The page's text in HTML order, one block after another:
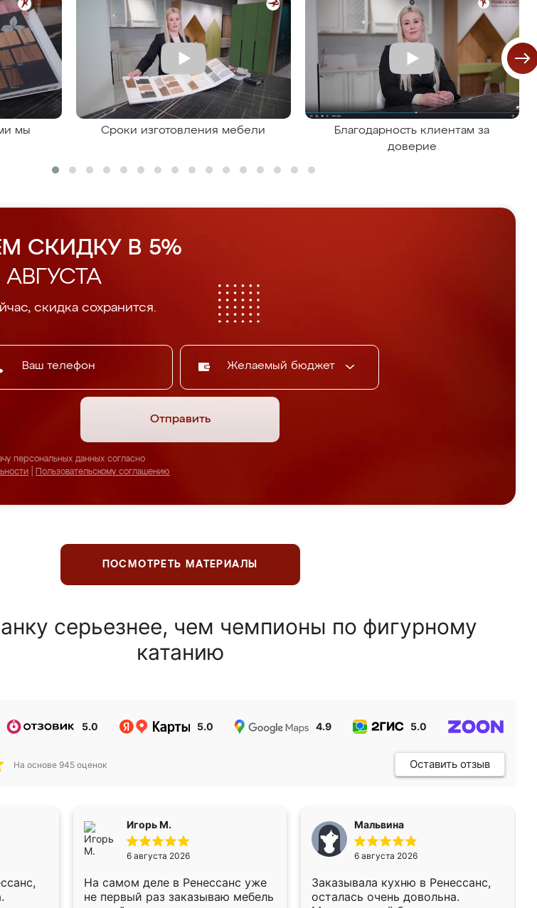
мы
Сроки изготовления мебели
Благодарность клиентам за
доверие
СКИДКУ В 5%
скидка сохранится.
Желаемый бюджет
Отправить
персональных данных согласно
Пользовательскому соглашению
ПОСМОТРЕТЬ МАТЕРИАЛЫ
серьезнее, чем чемпионы по фигурному
катанию
5.0 5.0 4.9 5.0
На основе 945 оценок Оставить отзыв
Игорь М.
6 августа 2026
На самом деле в Ренессанс уже
не первый раз заказываю мебель
Мальвина
6 августа 2026
Заказывала кухню в Ренессанс,
осталась очень довольна.